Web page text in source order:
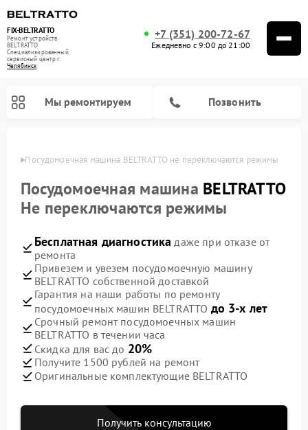
FIX-BELTRATTO
Ремонт устройств
BELTRATTO
Специализированный
cервисный центр г.
Челябинск
+7 (351) 200-72-67
Ежедневно с 9:00 до 21:00
Мы ремонтируем Позвонить
Посудомоечная машина BELTRATTO не переключаются режимы
Посудомоечная машина BELTRATTO
Не переключаются режимы
Бесплатная диагностика даже при отказе от
ремонта
Привезем и увезем посудомоечную машину
BELTRATTO собственной доставкой
Гарантия на наши работы по ремонту
посудомоечных машин BELTRATTO до 3-х лет
Срочный ремонт посудомоечных машин
BELTRATTO в течении часа
Скидка для вас до 20%
Получите 1500 рублей на ремонт
Оригинальные комплектующие BELTRATTO
Получить консультацию